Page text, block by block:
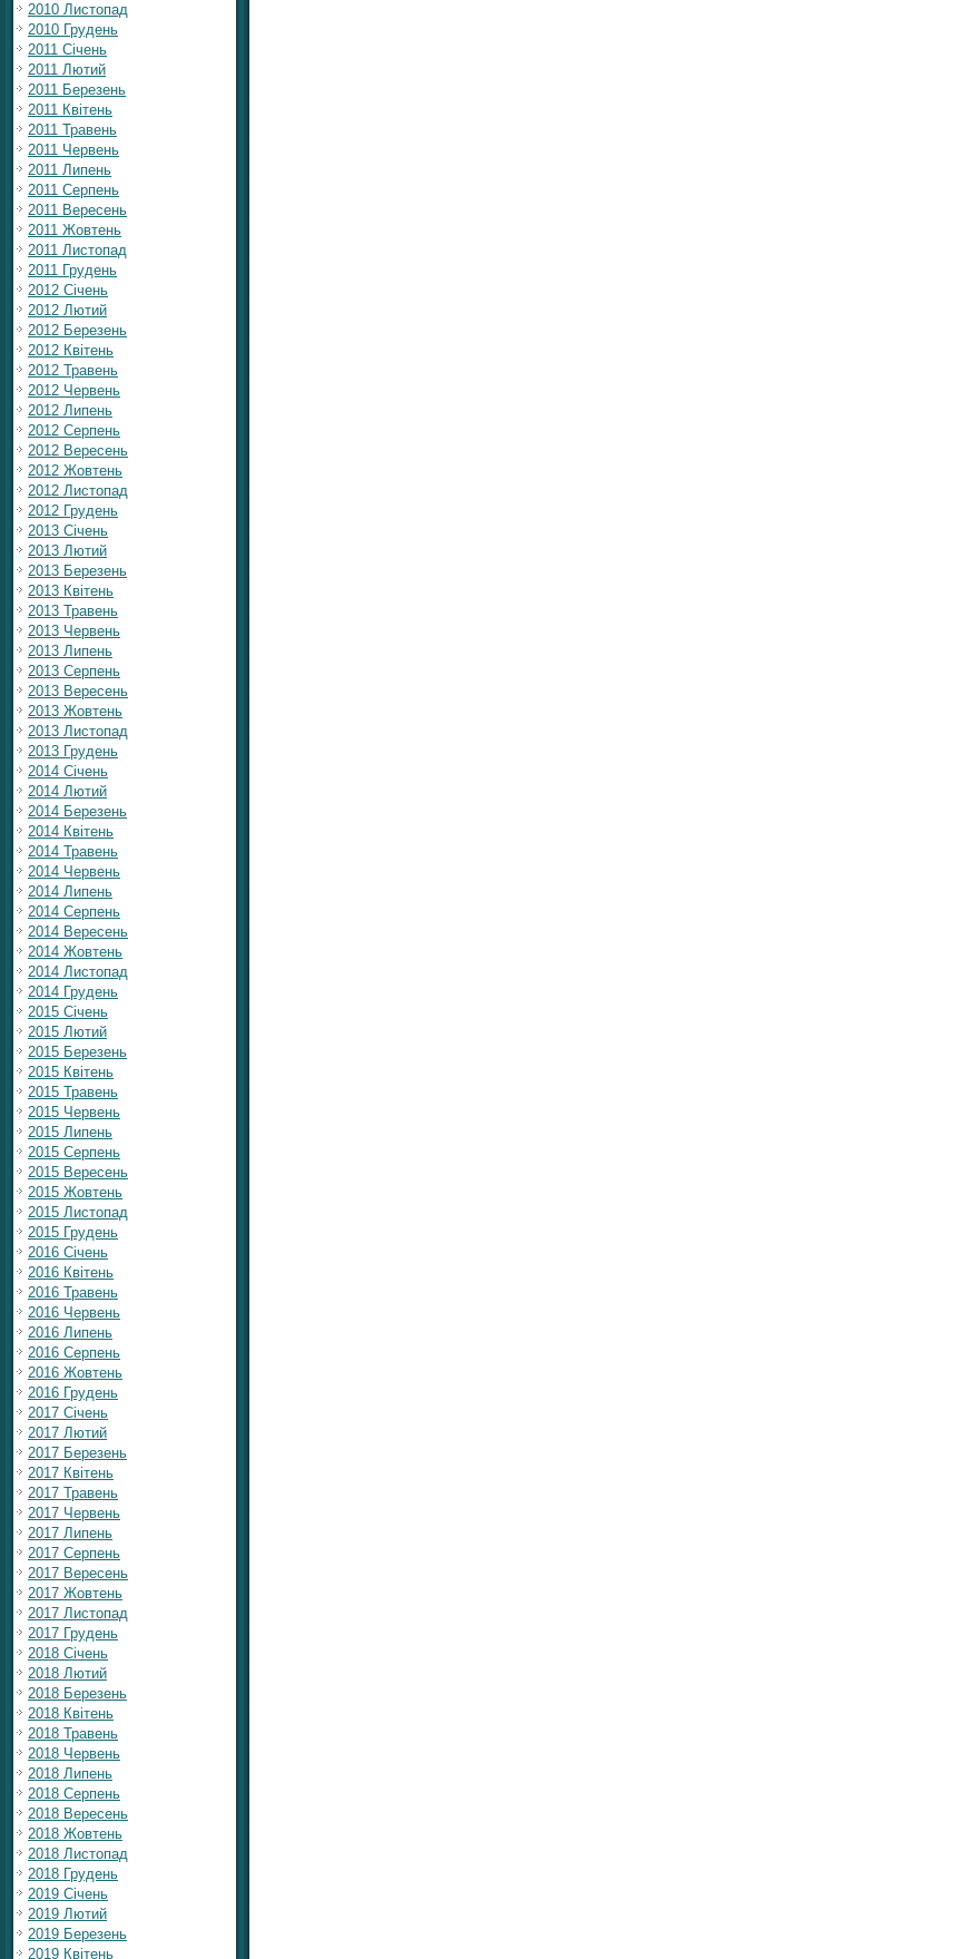
2010 Листопад
2010 Грудень
2011 Січень
2011 Лютий
2011 Березень
2011 Квітень
2011 Травень
2011 Червень
2011 Липень
2011 Серпень
2011 Вересень
2011 Жовтень
2011 Листопад
2011 Грудень
2012 Січень
2012 Лютий
2012 Березень
2012 Квітень
2012 Травень
2012 Червень
2012 Липень
2012 Серпень
2012 Вересень
2012 Жовтень
2012 Листопад
2012 Грудень
2013 Січень
2013 Лютий
2013 Березень
2013 Квітень
2013 Травень
2013 Червень
2013 Липень
2013 Серпень
2013 Вересень
2013 Жовтень
2013 Листопад
2013 Грудень
2014 Січень
2014 Лютий
2014 Березень
2014 Квітень
2014 Травень
2014 Червень
2014 Липень
2014 Серпень
2014 Вересень
2014 Жовтень
2014 Листопад
2014 Грудень
2015 Січень
2015 Лютий
2015 Березень
2015 Квітень
2015 Травень
2015 Червень
2015 Липень
2015 Серпень
2015 Вересень
2015 Жовтень
2015 Листопад
2015 Грудень
2016 Січень
2016 Квітень
2016 Травень
2016 Червень
2016 Липень
2016 Серпень
2016 Жовтень
2016 Грудень
2017 Січень
2017 Лютий
2017 Березень
2017 Квітень
2017 Травень
2017 Червень
2017 Липень
2017 Серпень
2017 Вересень
2017 Жовтень
2017 Листопад
2017 Грудень
2018 Січень
2018 Лютий
2018 Березень
2018 Квітень
2018 Травень
2018 Червень
2018 Липень
2018 Серпень
2018 Вересень
2018 Жовтень
2018 Листопад
2018 Грудень
2019 Січень
2019 Лютий
2019 Березень
2019 Квітень